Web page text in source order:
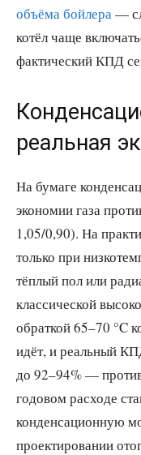
объёма бойлера—
котёл чаще
фактический КПД
реальная
На бумаге
экономии газа
1,05/0,90). На
только при
тёплый пол или
классической
обраткой 65–70 °C
идёт, и реальный
до 92–94% —
годовом расходе
конденсационную
проектировании